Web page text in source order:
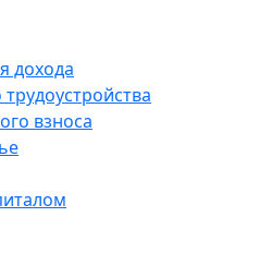
дохода
взноса